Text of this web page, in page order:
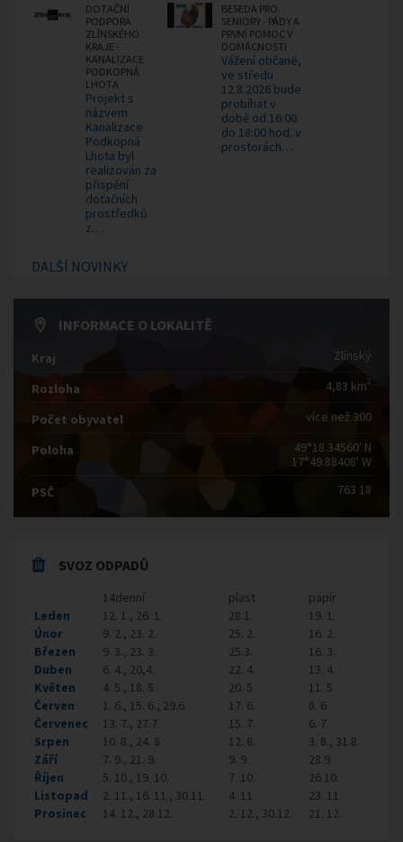
DOTAČNÍ
PODPORA
ZLÍNSKÉHO
KRAJE -
KANALIZACE
PODKOPNÁ
LHOTA
Projekt s
názvem
Kanalizace
Podkopná
Lhota byl
realizován za
přispění
dotačních
prostředků
z…
BESEDA PRO
SENIORY - PÁDY A
PRVNÍ POMOC V
DOMÁCNOSTI
Vážení občané,
ve středu
12.8.2026 bude
probíhat v
době od 16:00
do 18:00 hod. v
prostorách…
DALŠÍ NOVINKY
INFORMACE O LOKALITĚ
Kraj Zlínský
Rozloha 4,83 km2
Počet obyvatel více než 300
Poloha
49°18.34560' N
17°49.88408' W
PSČ
763 18
SVOZ ODPADŮ
14denní plast
papír
Leden
12. 1., 26. 1. 28.1.
19. 1.
Únor
9. 2., 23. 2. 25. 2.
16. 2.
Březen
9. 3., 23. 3. 25.3.
16. 3.
Duben
6. 4., 20,4. 22. 4.
13. 4.
Květen
4. 5., 18. 5. 20. 5.
11. 5.
Červen
1. 6., 15. 6., 29.6. 17. 6.
8. 6.
Červenec
13. 7., 27.7. 15. 7.
6. 7.
Srpen
10. 8., 24. 8. 12. 8.
3. 8., 31.8.
Září
7. 9., 21. 9. 9. 9.
28.9.
Říjen
5. 10., 19. 10. 7. 10.
26.10.
Listopad
2. 11., 16. 11., 30.11. 4. 11.
23. 11.
Prosinec
14. 12., 28.12. 2. 12., 30.12. 21. 12.